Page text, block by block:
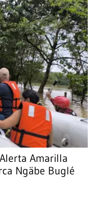
Amarilla
Ngäbe Buglé